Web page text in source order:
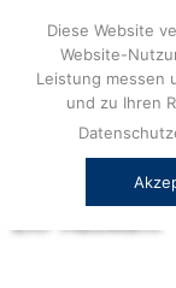
springen
Diese Website
Website-
Leistung messen
und zu Ihren